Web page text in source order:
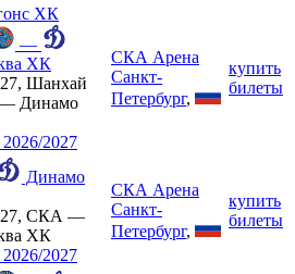
ХК
—
ХК
Шанхай
Динамо
2027
СКА Арена
Санкт-
Петербург,
купить
билеты
Динамо
СКА —
ХК
2027
СКА Арена
Санкт-
Петербург,
купить
билеты